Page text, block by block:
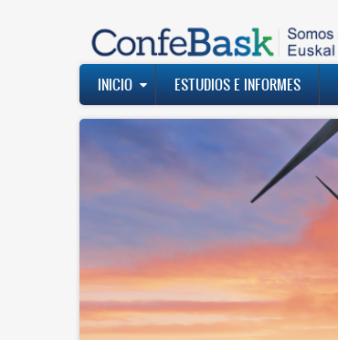
Navegación
principal
INICIO ESTUDIOS E INFORMES